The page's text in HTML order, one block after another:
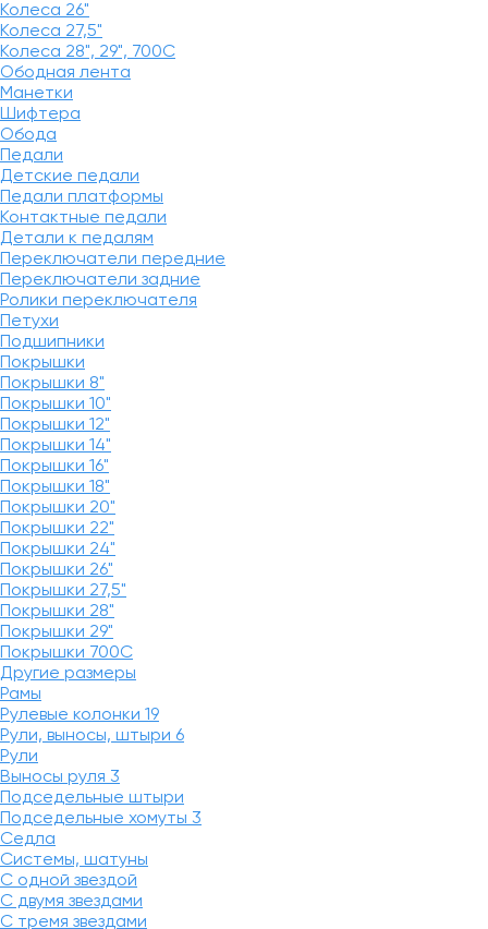
Колеса 26"
Колеса 27,5"
Колеса 28", 29", 700С
Ободная лента
Манетки
Шифтера
Обода
Педали
Детские педали
Педали платформы
Контактные педали
Детали к педалям
Переключатели передние
Переключатели задние
Ролики переключателя
Петухи
Подшипники
Покрышки
Покрышки 8"
Покрышки 10"
Покрышки 12"
Покрышки 14"
Покрышки 16"
Покрышки 18"
Покрышки 20"
Покрышки 22"
Покрышки 24"
Покрышки 26"
Покрышки 27,5"
Покрышки 28"
Покрышки 29"
Покрышки 700C
Другие размеры
Рамы
Рулевые колонки 19
Рули, выносы, штыри 6
Рули
Выносы руля 3
Подседельные штыри
Подседельные хомуты 3
Седла
Системы, шатуны
С одной звездой
С двумя звездами
С тремя звездами